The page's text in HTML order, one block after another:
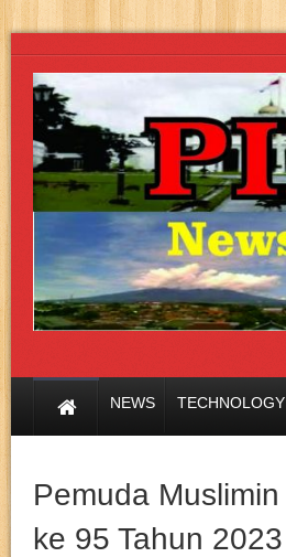
NEWS TECHNOLOGY
Pemuda
ke 95 Tahun 2023